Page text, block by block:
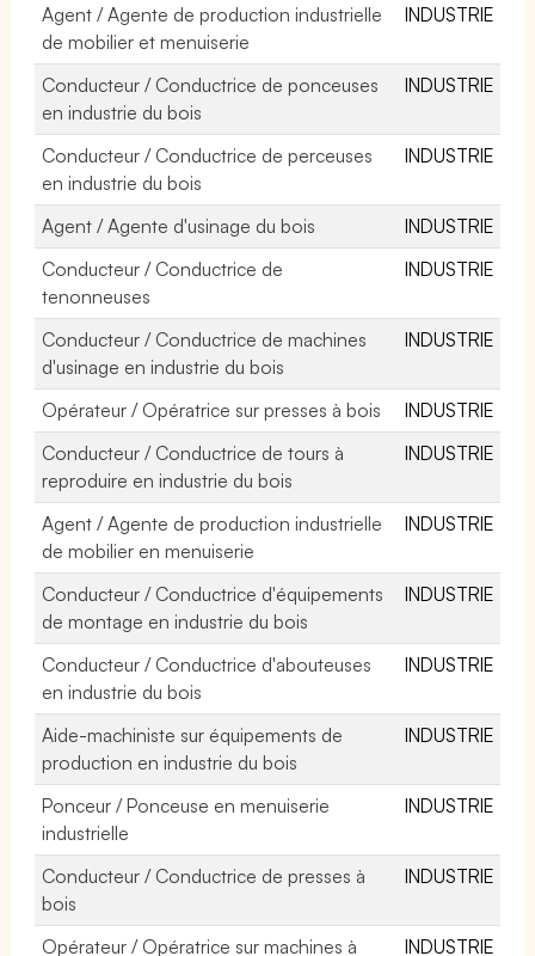
Agent / Agente de production industrielle
de mobilier et menuiserie
INDUSTRIE
Conducteur / Conductrice de ponceuses
en industrie du bois
INDUSTRIE
Conducteur / Conductrice de perceuses
en industrie du bois
INDUSTRIE
Agent / Agente d'usinage du bois
INDUSTRIE
Conducteur / Conductrice de
tenonneuses
INDUSTRIE
Conducteur / Conductrice de machines
d'usinage en industrie du bois
INDUSTRIE
Opérateur / Opératrice sur presses à bois
INDUSTRIE
Conducteur / Conductrice de tours à
reproduire en industrie du bois
INDUSTRIE
Agent / Agente de production industrielle
de mobilier en menuiserie
INDUSTRIE
Conducteur / Conductrice d'équipements
de montage en industrie du bois
INDUSTRIE
Conducteur / Conductrice d'abouteuses
en industrie du bois
INDUSTRIE
Aide-machiniste sur équipements de
production en industrie du bois
INDUSTRIE
Ponceur / Ponceuse en menuiserie
industrielle
INDUSTRIE
Conducteur / Conductrice de presses à
bois
INDUSTRIE
Opérateur / Opératrice sur machines à INDUSTRIE